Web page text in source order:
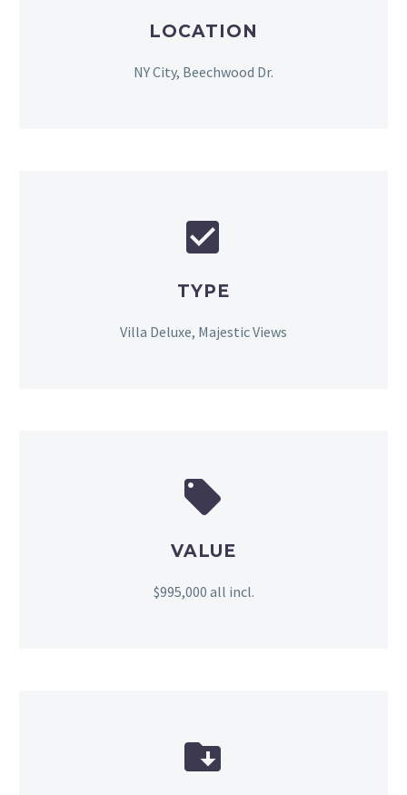
LOCATION
NY City, Beechwood Dr.


TYPE
Villa Deluxe, Majestic Views


VALUE
$995,000 all incl.

